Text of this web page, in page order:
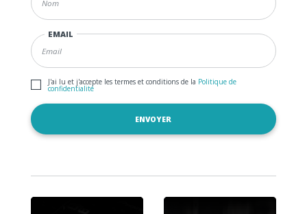
EMAIL
J'ai lu et j'accepte les termes et conditions de la Politique de
confidentialité